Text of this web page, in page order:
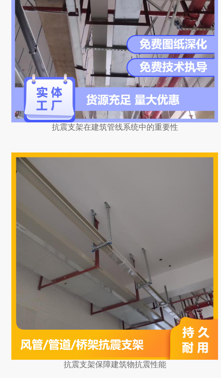
抗震支架在建筑管线系统中的重要性
抗震支架保障建筑物抗震性能